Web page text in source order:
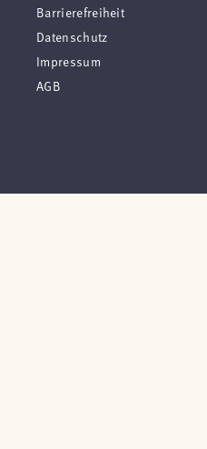
Barrierefreiheit
Datenschutz
Impressum
AGB